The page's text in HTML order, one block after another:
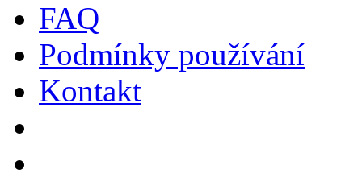
FAQ
Podmínky používání
Kontakt